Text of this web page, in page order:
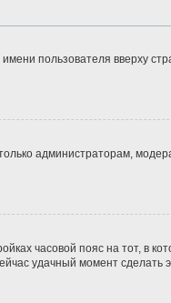
пользователя вверху
администраторам,
часовой пояс на тот, в
удачный момент сделать